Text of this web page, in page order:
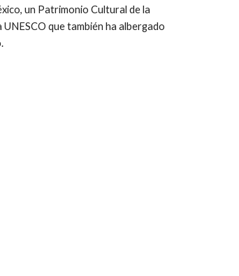
un Patrimonio Cultural de la
UNESCO que también ha albergado